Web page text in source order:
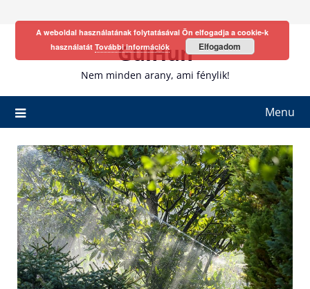
GulHun
Nem minden arany, ami fénylik!
Menu
A weboldal használatának folytatásával Ön elfogadja a cookie-k
használatát További információk Elfogadom